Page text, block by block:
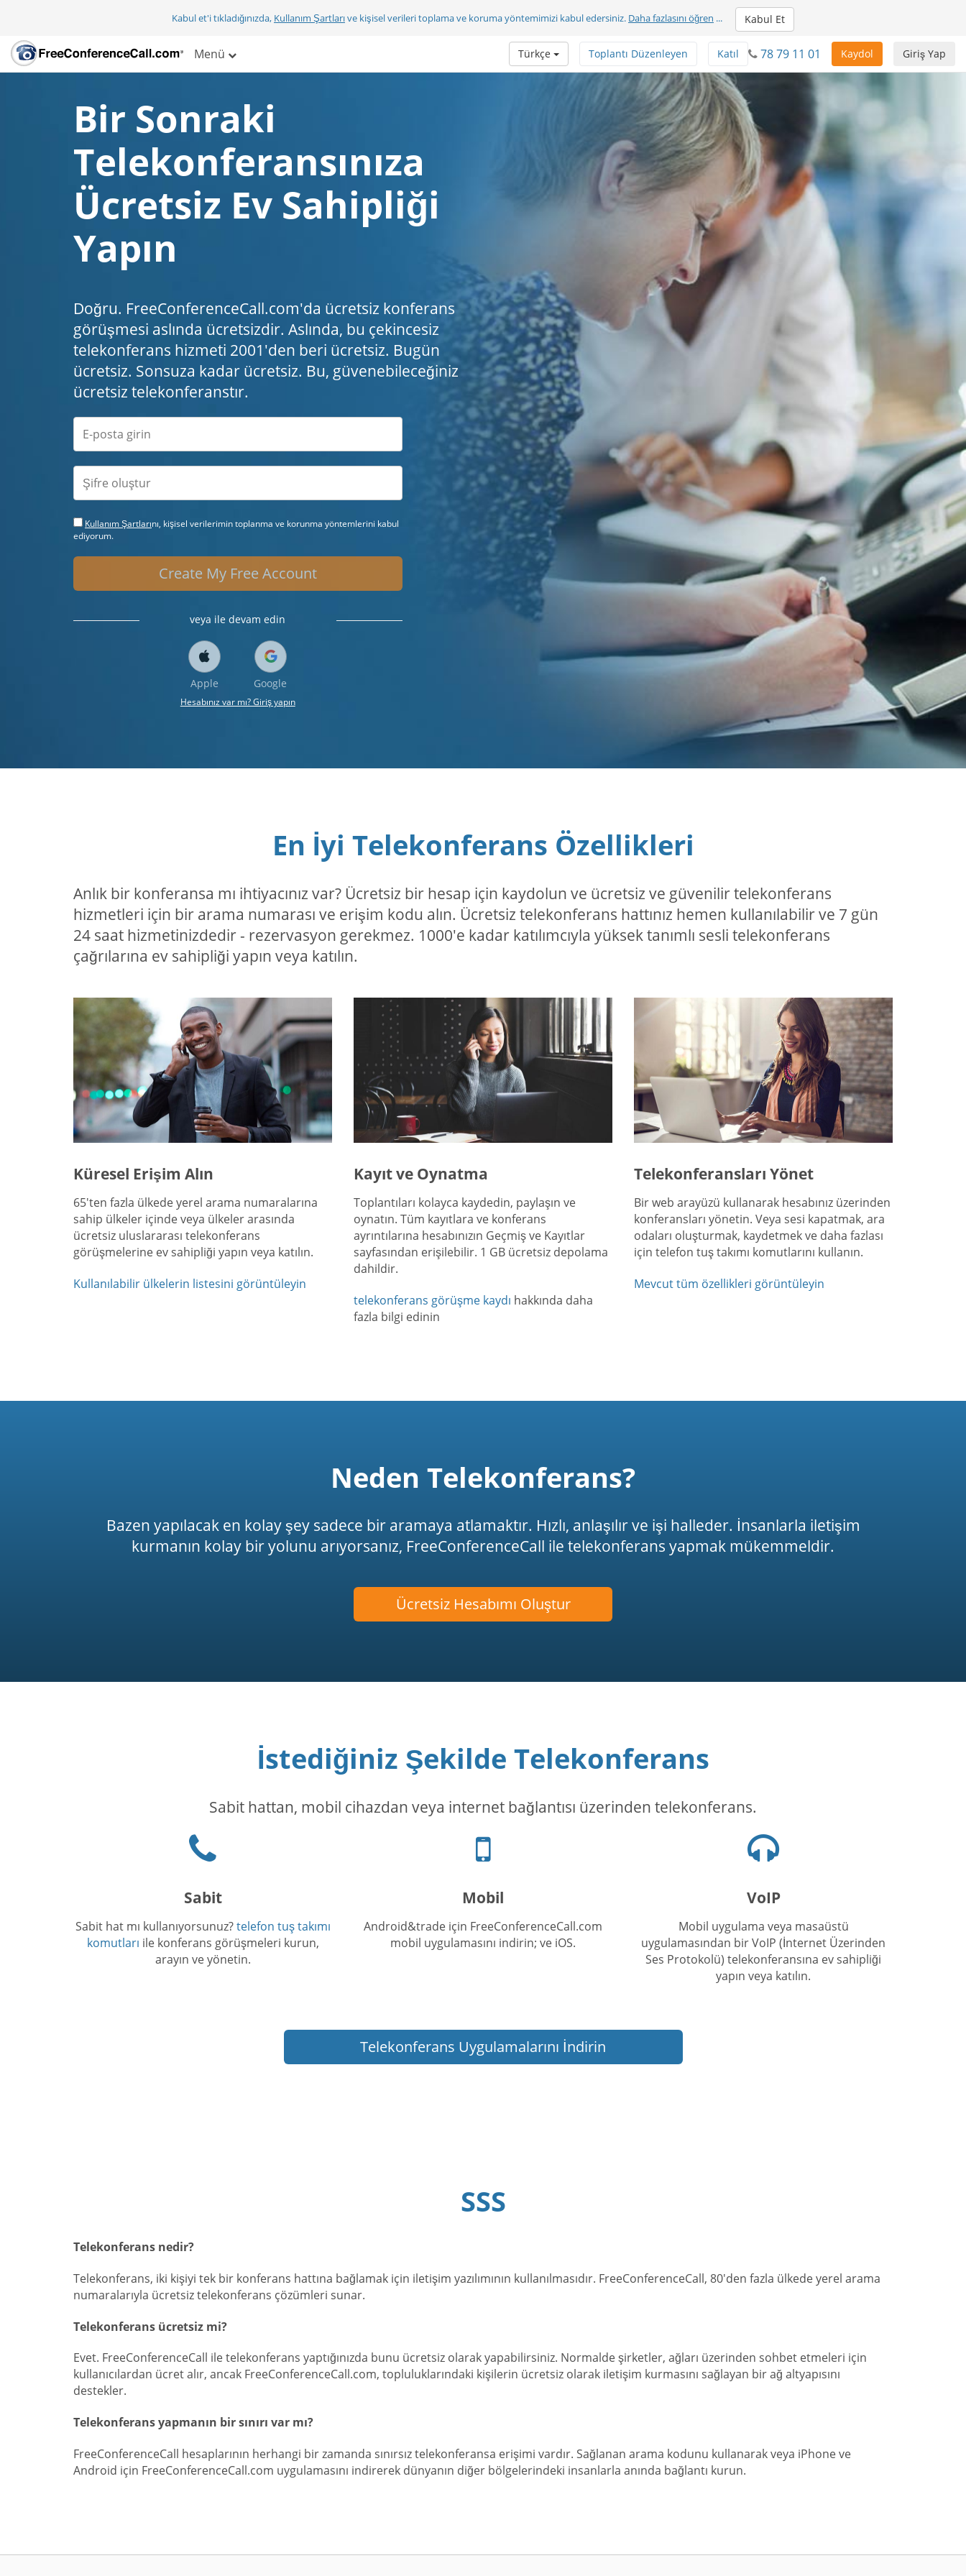
Kabul et'i tıkladığınızda, Kullanım Şartlarıve kişisel verileri toplama ve koruma yöntemimizi kabul edersiniz. Daha fazlasını öğren ... Kabul Et
Menü Giriş Yap
Kaydol
78 79 11 01
Katıl
Toplantı Düzenleyen
Türkçe
Bir Sonraki
Telekonferansınıza
Ücretsiz Ev Sahipliği
Yapın
Doğru. FreeConferenceCall.com'da ücretsiz konferans
görüşmesi aslında ücretsizdir. Aslında, bu çekincesiz
telekonferans hizmeti 2001'den beri ücretsiz. Bugün
ücretsiz. Sonsuza kadar ücretsiz. Bu, güvenebileceğiniz
ücretsiz telekonferanstır.
Kullanım Şartlarını, kişisel verilerimin toplanma ve korunma yöntemlerini kabul
ediyorum.
Create My Free Account
veya ile devam edin
Apple Google
Hesabınız var mı? Giriş yapın
En İyi Telekonferans Özellikleri
Anlık bir konferansa mı ihtiyacınız var? Ücretsiz bir hesap için kaydolun ve ücretsiz ve güvenilir telekonferans
hizmetleri için bir arama numarası ve erişim kodu alın. Ücretsiz telekonferans hattınız hemen kullanılabilir ve 7 gün
24 saat hizmetinizdedir - rezervasyon gerekmez. 1000'e kadar katılımcıyla yüksek tanımlı sesli telekonferans
çağrılarına ev sahipliği yapın veya katılın.
Küresel Erişim Alın
65'ten fazla ülkede yerel arama numaralarına
sahip ülkeler içinde veya ülkeler arasında
ücretsiz uluslararası telekonferans
görüşmelerine ev sahipliği yapın veya katılın.
Kullanılabilir ülkelerin listesini görüntüleyin
Kayıt ve Oynatma
Toplantıları kolayca kaydedin, paylaşın ve
oynatın. Tüm kayıtlara ve konferans
ayrıntılarına hesabınızın Geçmiş ve Kayıtlar
sayfasından erişilebilir. 1 GB ücretsiz depolama
dahildir.
telekonferans görüşme kaydı hakkında daha
fazla bilgi edinin
Telekonferansları Yönet
Bir web arayüzü kullanarak hesabınız üzerinden
konferansları yönetin. Veya sesi kapatmak, ara
odaları oluşturmak, kaydetmek ve daha fazlası
için telefon tuş takımı komutlarını kullanın.
Mevcut tüm özellikleri görüntüleyin
Neden Telekonferans?
Bazen yapılacak en kolay şey sadece bir aramaya atlamaktır. Hızlı, anlaşılır ve işi halleder. İnsanlarla iletişim
kurmanın kolay bir yolunu arıyorsanız, FreeConferenceCall ile telekonferans yapmak mükemmeldir.
Ücretsiz Hesabımı Oluştur
İstediğiniz Şekilde Telekonferans
Sabit hattan, mobil cihazdan veya internet bağlantısı üzerinden telekonferans.
icon
Sabit
Sabit hat mı kullanıyorsunuz?telefon tuş takımı
komutları ile konferans görüşmeleri kurun,
arayın ve yönetin.
Cep
telefonu
Mobil
Android&trade için FreeConferenceCall.com
mobil uygulamasını indirin; ve iOS.
simgesi
VoIP
Mobil uygulama veya masaüstü
uygulamasından bir VoIP (İnternet Üzerinden
Ses Protokolü) telekonferansına ev sahipliği
yapın veya katılın.
Telekonferans Uygulamalarını İndirin
SSS
Telekonferans nedir?
Telekonferans, iki kişiyi tek bir konferans hattına bağlamak için iletişim yazılımının kullanılmasıdır. FreeConferenceCall, 80'den fazla ülkede yerel arama
numaralarıyla ücretsiz telekonferans çözümleri sunar.
Telekonferans ücretsiz mi?
Evet. FreeConferenceCall ile telekonferans yaptığınızda bunu ücretsiz olarak yapabilirsiniz. Normalde şirketler, ağları üzerinden sohbet etmeleri için
kullanıcılardan ücret alır, ancak FreeConferenceCall.com, topluluklarındaki kişilerin ücretsiz olarak iletişim kurmasını sağlayan bir ağ altyapısını
destekler.
Telekonferans yapmanın bir sınırı var mı?
FreeConferenceCall hesaplarının herhangi bir zamanda sınırsız telekonferansa erişimi vardır. Sağlanan arama kodunu kullanarak veya iPhone ve
Android için FreeConferenceCall.com uygulamasını indirerek dünyanın diğer bölgelerindeki insanlarla anında bağlantı kurun.